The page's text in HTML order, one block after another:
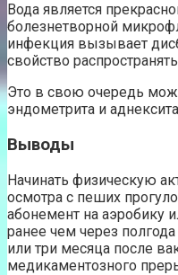
Вода является
болезнетворной
инфекция вызывает
свойство
Это в свою очередь
эндометрита и
Выводы
Начинать физическую
осмотра с пеших
абонемент на аэробику
ранее чем через
или три месяца после
медикаментозного